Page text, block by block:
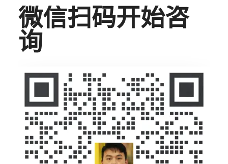
微信扫码开始咨
询